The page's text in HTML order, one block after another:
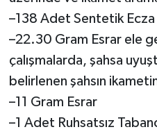
–138 Adet Sentetik Ecza
–22.30 Gram Esrar ele
çalışmalarda, şahsa
belirlenen şahsın
–11 Gram Esrar
–1 Adet Ruhsatsız